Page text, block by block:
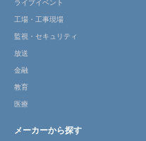
ライブイベント
工場・工事現場
監視・セキュリティ
放送
金融
教育
医療
メーカーから探す